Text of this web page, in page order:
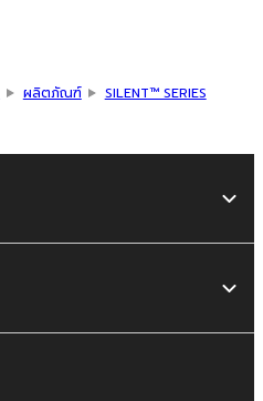
ผลิตภัณฑ์
SILENT™ SERIES